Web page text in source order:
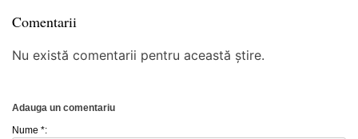
Comentarii
Nu există comentarii pentru această știre.
Adauga un comentariu
Nume *: